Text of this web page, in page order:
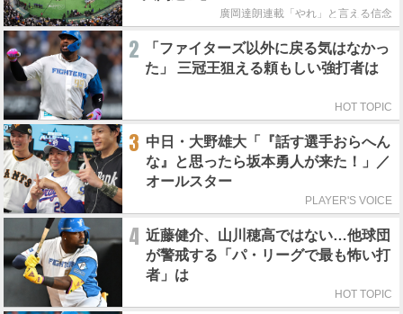
廣岡達朗連載「やれ」と言える信念
2
「ファイターズ以外に戻る気はなかっ
た」 三冠王狙える頼もしい強打者は
HOT TOPIC
3 中日・大野雄大「『話す選手おらへん
な』と思ったら坂本勇人が来た！」／
オールスター
PLAYER'S VOICE
4 近藤健介、山川穂高ではない…他球団
が警戒する「パ・リーグで最も怖い打
者」は
HOT TOPIC